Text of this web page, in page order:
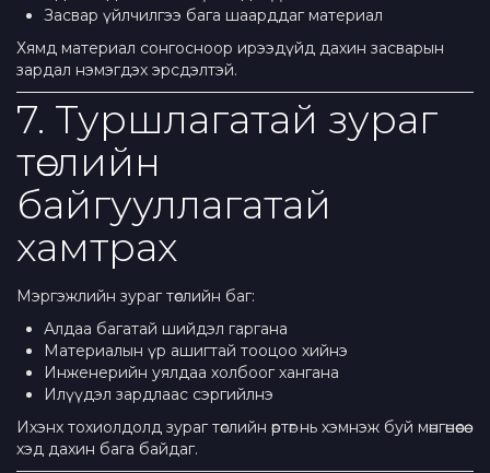
Засвар үйлчилгээ бага шаарддаг материал
Хямд материал сонгосноор ирээдүйд дахин засварын
зардал нэмэгдэх эрсдэлтэй.
7. Туршлагатай зураг
төслийн
байгууллагатай
хамтрах
Мэргэжлийн зураг төслийн баг:
Алдаа багатай шийдэл гаргана
Материалын үр ашигтай тооцоо хийнэ
Инженерийн уялдаа холбоог хангана
Илүүдэл зардлаас сэргийлнэ
Ихэнх тохиолдолд зураг төслийн өртөг нь хэмнэж буй мөнгөнөөсөө
хэд дахин бага байдаг.